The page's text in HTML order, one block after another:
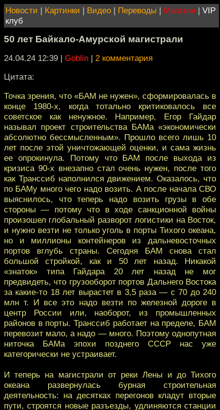
Новости | Картинки | Видео | Переводы | Магазин | VIP
клуб
50 лет Байкало-Амурской магистрали
24.04.24 12:39 | Goblin | 2 комментария
Цитата:
Точка зрения, что «БАМ не нужен», сформировалась в
конце 1980-х, когда тотально критиковалось все
советское как ненужное. Например, Егор Гайдар
называл проект строительства БАМа «экономически
абсолютно бессмысленным». Прошло всего лишь 10
лет после этой уничтожающей оценки, и сама жизнь
ее опрокинула. Потому что БАМ после выхода из
кризиса 90-х внезапно стал очень нужен, после того
как Транссиб наполнился движением. Оказалось, что
по БАМу много чего надо возить. А после начала СВО
выяснилось, что теперь надо возить грузы в обе
стороны — потому что в ходе санкционной войны
произошел глобальный разворот логистики на Восток,
и нужно везти не только уголь в порты Тихого океана,
но и миллионы контейнеров из дальневосточных
портов вглубь страны. Сегодня БАМ снова стал
большой стройкой, как и 50 лет назад. Никакой
«знаток» типа Гайдара 20 лет назад не мог
предвидеть, что грузооборот портов Дальнего Востока
за какие-то 18 лет вырастет в 3,5 раза — с 70 до 240
млн т. И все это надо везти по железной дороге в
центр России или, наоборот, из промышленных
районов в порты. Транссиб работает на пределе, БАМ
перевозит мало, а надо — много. Поэтому однопутная
ниточка БАМа эпохи позднего СССР нас уже
категорически не устраивает.
И теперь на магистрали от реки Лены и до Тихого
океана развернулась бурная строительная
деятельность: на десятках перегонов кладут вторые
пути, строятся новые разъезды, удлиняются станции